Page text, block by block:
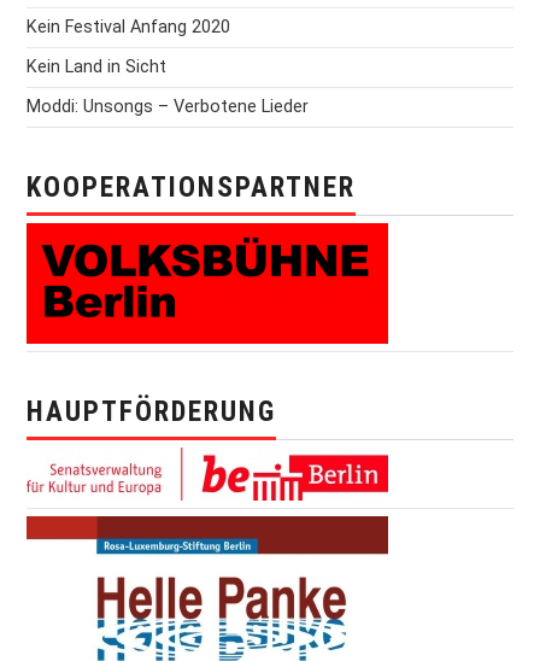
Kein Festival Anfang 2020
Kein Land in Sicht
Moddi: Unsongs – Verbotene Lieder
KOOPERATIONSPARTNER
HAUPTFÖRDERUNG